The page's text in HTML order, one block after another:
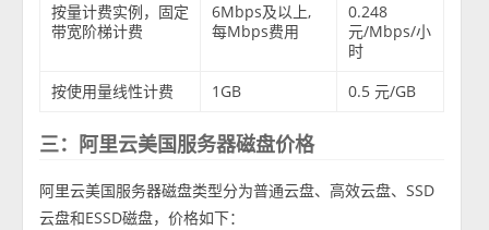
按量计费实例，固定
带宽阶梯计费
6Mbps及以上,
每Mbps费用
0.248
元/Mbps/小
时
按使用量线性计费
1GB 0.5 元/GB
三：阿里云美国服务器磁盘价格
阿里云美国服务器磁盘类型分为普通云盘、高效云盘、SSD
云盘和ESSD磁盘，价格如下：